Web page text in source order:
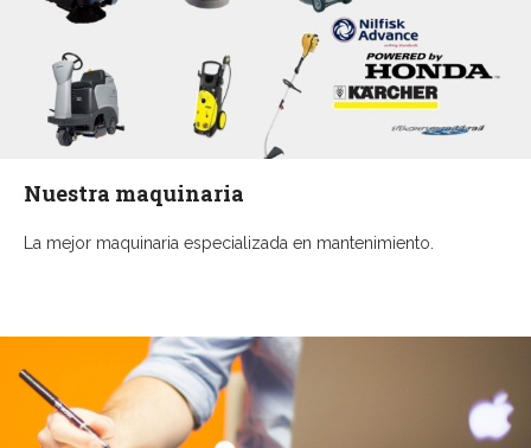
Nuestra maquinaria
La mejor maquinaria especializada en mantenimiento.